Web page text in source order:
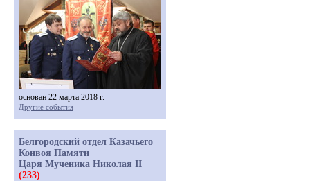
основан 22 марта 2018 г.
Другие события
Белгородский отдел Казачьего
Конвоя Памяти
Царя Мученика Николая II
(233)